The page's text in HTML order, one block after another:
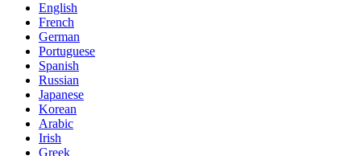
English
French
German
Portuguese
Spanish
Russian
Japanese
Korean
Arabic
Irish
Greek